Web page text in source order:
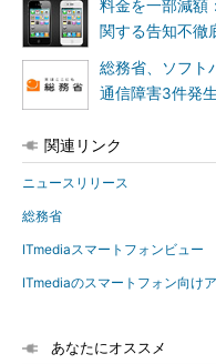
料金を一部減額
関する告知不徹
総務省、ソフト
通信障害3件発生
関連リンク
ニュースリリース
総務省
ITmediaスマートフォンビュー
ITmediaのスマートフォン向け
あなたにオススメ